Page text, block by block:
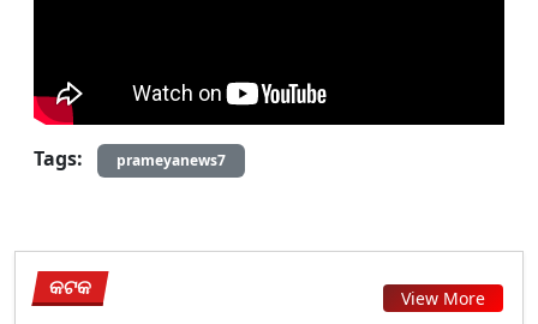
Tags: prameyanews7
କଟକ View More